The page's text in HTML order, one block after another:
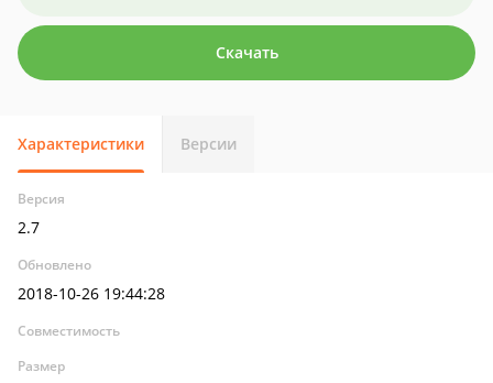
Скачать
Характеристики Версии
Версия
2.7
Обновлено
2018-10-26 19:44:28
Совместимость
Размер